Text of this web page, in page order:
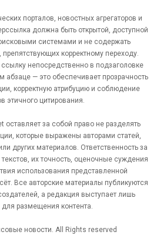
порталов, новостных агрегаторов и
должна быть открытой, доступной
системами и не содержать
препятствующих корректному переходу.
непосредственно в подзаголовке
абзаце — это обеспечивает прозрачность
корректную атрибуцию и соблюдение
этичного цитирования.
оставляет за собой право не разделять
которые выражены авторами статей,
других материалов. Ответственность за
их точность, оценочные суждения
использования представленной
Все авторские материалы публикуются
а редакция выступает лишь
размещения контента.
новости. All Rights reserved